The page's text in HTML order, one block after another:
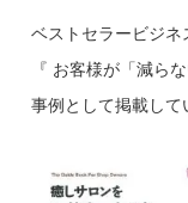
ベストセラービジネ
『 お客様が「減ら
事例として掲載して